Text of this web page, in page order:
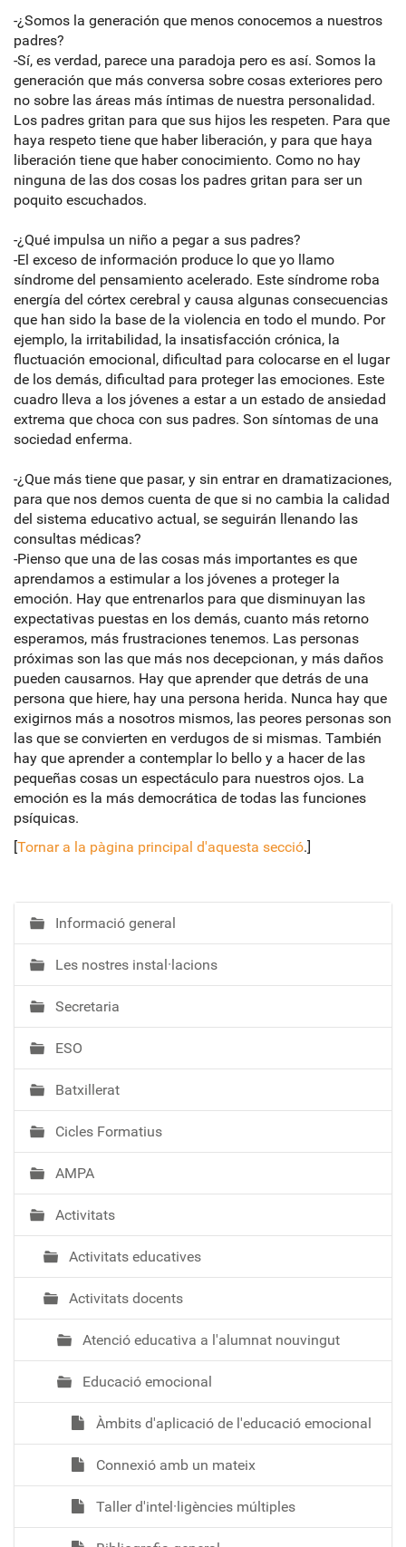
-¿Somos la generación que menos conocemos a nuestros
padres?
-Sí, es verdad, parece una paradoja pero es así. Somos la
generación que más conversa sobre cosas exteriores pero
no sobre las áreas más íntimas de nuestra personalidad.
Los padres gritan para que sus hijos les respeten. Para que
haya respeto tiene que haber liberación, y para que haya
liberación tiene que haber conocimiento. Como no hay
ninguna de las dos cosas los padres gritan para ser un
poquito escuchados.
-¿Qué impulsa un niño a pegar a sus padres?
-El exceso de información produce lo que yo llamo
síndrome del pensamiento acelerado. Este síndrome roba
energía del córtex cerebral y causa algunas consecuencias
que han sido la base de la violencia en todo el mundo. Por
ejemplo, la irritabilidad, la insatisfacción crónica, la
fluctuación emocional, dificultad para colocarse en el lugar
de los demás, dificultad para proteger las emociones. Este
cuadro lleva a los jóvenes a estar a un estado de ansiedad
extrema que choca con sus padres. Son síntomas de una
sociedad enferma.
-¿Que más tiene que pasar, y sin entrar en dramatizaciones,
para que nos demos cuenta de que si no cambia la calidad
del sistema educativo actual, se seguirán llenando las
consultas médicas?
-Pienso que una de las cosas más importantes es que
aprendamos a estimular a los jóvenes a proteger la
emoción. Hay que entrenarlos para que disminuyan las
expectativas puestas en los demás, cuanto más retorno
esperamos, más frustraciones tenemos. Las personas
próximas son las que más nos decepcionan, y más daños
pueden causarnos. Hay que aprender que detrás de una
persona que hiere, hay una persona herida. Nunca hay que
exigirnos más a nosotros mismos, las peores personas son
las que se convierten en verdugos de si mismas. También
hay que aprender a contemplar lo bello y a hacer de las
pequeñas cosas un espectáculo para nuestros ojos. La
emoción es la más democrática de todas las funciones
psíquicas.
[Tornar a la pàgina principal d'aquesta secció.]
N
a
v
e
g
a
c
ó
Informació general
Les nostres instal·lacions
Secretaria
ESO
Batxillerat
Cicles Formatius
AMPA
Activitats
Activitats educatives
Activitats docents
Atenció educativa a l'alumnat nouvingut
Educació emocional
Àmbits d'aplicació de l'educació emocional
Connexió amb un mateix
Taller d'intel·ligències múltiples